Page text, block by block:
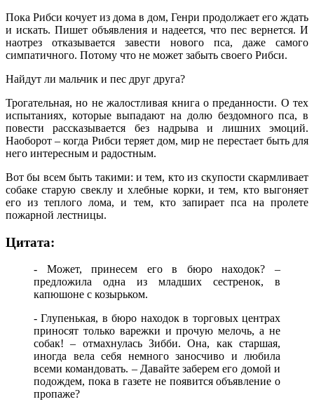
Пока Рибси кочует из дома в дом, Генри продолжает его ждать
и искать. Пишет объявления и надеется, что пес вернется. И
наотрез отказывается завести нового пса, даже самого
симпатичного. Потому что не может забыть своего Рибси.
Найдут ли мальчик и пес друг друга?
Трогательная, но не жалостливая книга о преданности. О тех
испытаниях, которые выпадают на долю бездомного пса, в
повести рассказывается без надрыва и лишних эмоций.
Наоборот – когда Рибси теряет дом, мир не перестает быть для
него интересным и радостным.
Вот бы всем быть такими: и тем, кто из скупости скармливает
собаке старую свеклу и хлебные корки, и тем, кто выгоняет
его из теплого лома, и тем, кто запирает пса на пролете
пожарной лестницы.
Цитата:
- Может, принесем его в бюро находок? –
предложила одна из младших сестренок, в
капюшоне с козырьком.
- Глупенькая, в бюро находок в торговых центрах
приносят только варежки и прочую мелочь, а не
собак! – отмахнулась Зибби. Она, как старшая,
иногда вела себя немного заносчиво и любила
всеми командовать. – Давайте заберем его домой и
подождем, пока в газете не появится объявление о
пропаже?